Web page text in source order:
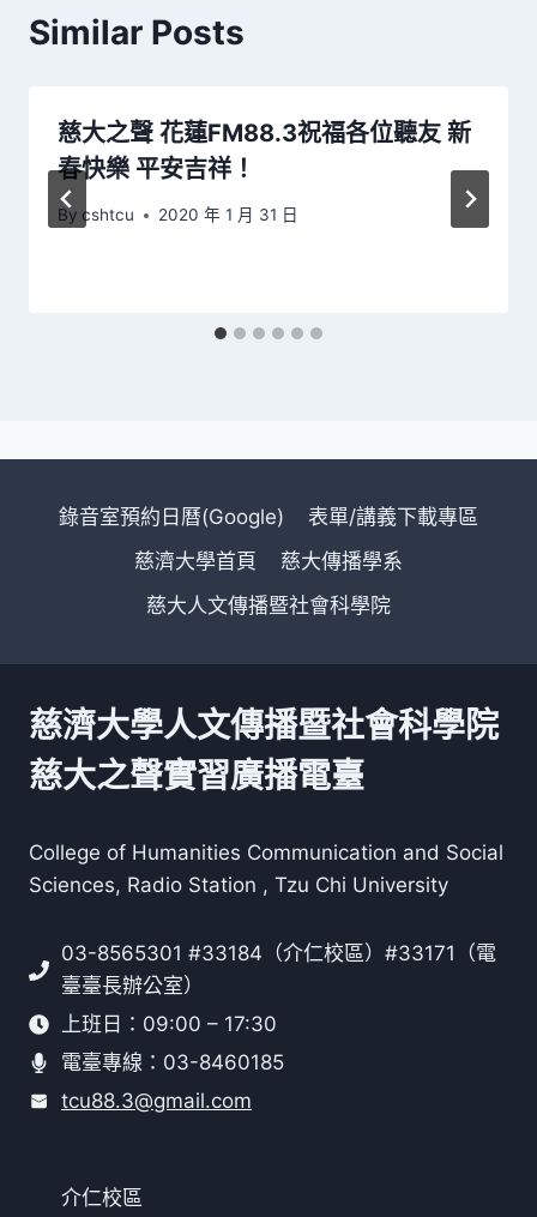
Similar Posts
慈大之聲 花蓮FM88.3祝福各位聽友 新
春快樂 平安吉祥！
By cshtcu 2020 年 1 月 31 日
錄音室預約日曆(Google)
表單/講義下載專區
慈濟大學首頁
慈大傳播學系
慈大人文傳播暨社會科學院
慈濟大學人文傳播暨社會科學院
慈大之聲實習廣播電臺
College of Humanities Communication and Social
Sciences, Radio Station , Tzu Chi University
03-8565301 #33184（介仁校區）#33171（電
臺臺長辦公室）
上班日：09:00 – 17:30
電臺專線：03-8460185
tcu88.3@gmail.com
介仁校區